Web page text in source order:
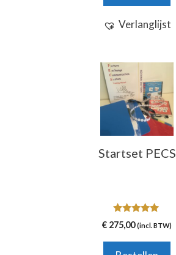
Verlanglijst
Startset PECS
5.00
van 5
€ 275,00 (incl. BTW)